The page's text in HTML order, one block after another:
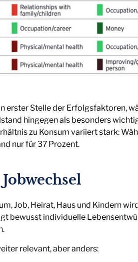
erster Stelle der Erfolgsfaktoren,
hingegen als besonders
zu Konsum variiert stark:
nur für 37 Prozent.
Job, Heirat, Haus und Kindern
bewusst individuelle
relevant, aber anders: